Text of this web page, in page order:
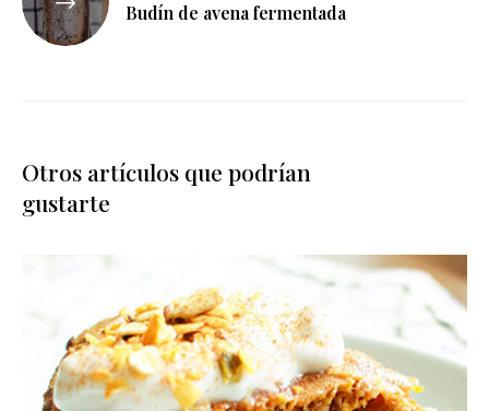
Budín de avena fermentada
Otros artículos que podrían
gustarte